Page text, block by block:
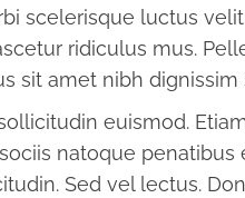
scelerisque luctus
ridiculus mus.
sit amet nibh dignissim
euismod.
natoque
Sed vel lectus.